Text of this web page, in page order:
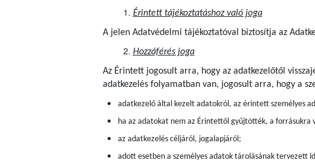
Érintett tájékoztatáshoz való joga
A jelen Adatvédelmi tájékoztatóval biztosítja az
Hozzáférés joga
Az Érintett jogosult arra, hogy az adatkezelőtől
adatkezelés folyamatban van, jogosult arra, hogy a
adatkezelő által kezelt adatokról, az érintett személyes
ha az adatokat nem az Érintettől gyűjtötték, a
az adatkezelés céljáról, jogalapjáról;
adott esetben a személyes adatok tárolásának tervezett